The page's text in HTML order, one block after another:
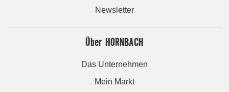
Newsletter
Über HORNBACH
Das Unternehmen
Mein Markt